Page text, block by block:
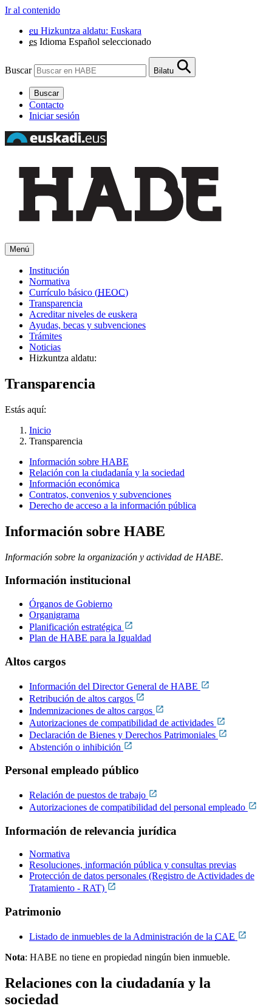
Ir al contenido
eu Hizkuntza aldatu: Euskara
es Idioma Español seleccionado
Buscar Bilatu
Buscar
Contacto
Iniciar sesión
Menú
Institución
Normativa
Currículo básico (HEOC)
Transparencia
Acreditar niveles de euskera
Ayudas, becas y subvenciones
Trámites
Noticias
Hizkuntza aldatu:
Transparencia
Estás aquí:
Inicio
Transparencia
Información sobre HABE
Relación con la ciudadanía y la sociedad
Información económica
Contratos, convenios y subvenciones
Derecho de acceso a la información pública
Información sobre HABE
Información sobre la organización y actividad de HABE.
Información institucional
Órganos de Gobierno
Organigrama
Planificación estratégica
Plan de HABE para la Igualdad
Altos cargos
Información del Director General de HABE
Retribución de altos cargos
Indemnizaciones de altos cargos
Autorizaciones de compatibilidad de actividades
Declaración de Bienes y Derechos Patrimoniales
Abstención o inhibición
Personal empleado público
Relación de puestos de trabajo
Autorizaciones de compatibilidad del personal empleado
Información de relevancia jurídica
Normativa
Resoluciones, información pública y consultas previas
Protección de datos personales (Registro de Actividades de
Tratamiento - RAT)
Patrimonio
Listado de inmuebles de la Administración de la CAE
Nota: HABE no tiene en propiedad ningún bien inmueble.
Relaciones con la ciudadanía y la
sociedad